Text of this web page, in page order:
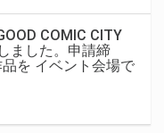
COMIC CITY
ました。申請締
を イベント会場で